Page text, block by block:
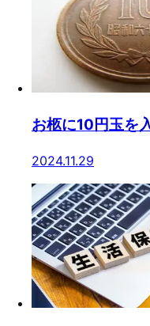
お柩に10円玉を
2024.11.29